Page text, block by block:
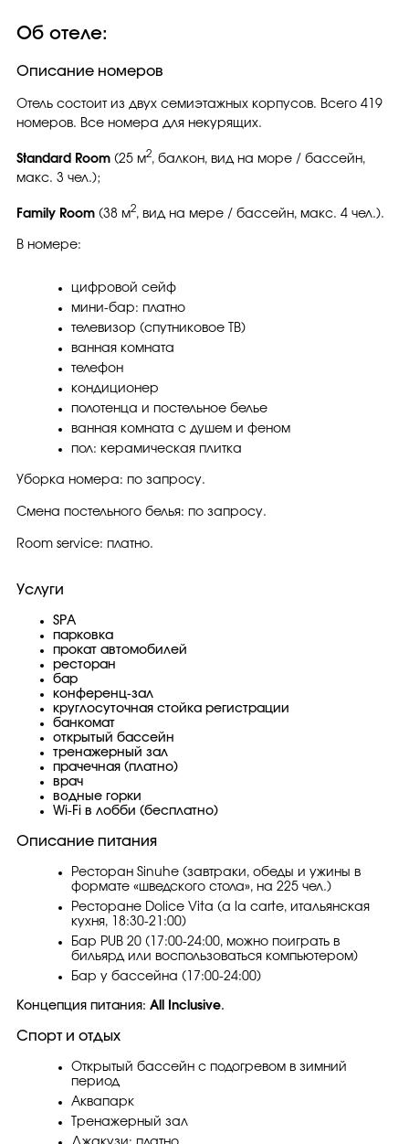
Об отеле:
Описание номеров
Отель состоит из двух семиэтажных корпусов. Всего 419
номеров. Все номера для некурящих.
Standard Room (25 м2, балкон, вид на море / бассейн,
макс. 3 чел.);
Family Room (38 м2, вид на мере / бассейн, макс. 4 чел.).
В номере:
цифровой сейф
мини-бар: платно
телевизор (спутниковое ТВ)
ванная комната
телефон
кондиционер
полотенца и постельное белье
ванная комната с душем и феном
пол: керамическая плитка
Уборка номера: по запросу.
Смена постельного белья: по запросу.
Room service: платно.
Услуги
SPA
парковка
прокат автомобилей
ресторан
бар
конференц-зал
круглосуточная стойка регистрации
банкомат
открытый бассейн
тренажерный зал
прачечная (платно)
врач
водные горки
Wi-Fi в лобби (бесплатно)
Описание питания
Ресторан Sinuhe (завтраки, обеды и ужины в
формате «шведского стола», на 225 чел.)
Ресторане Dolice Vita (a la carte, итальянская
кухня, 18:30-21:00)
Бар PUB 20 (17:00-24:00, можно поиграть в
бильярд или воспользоваться компьютером)
Бар у бассейна (17:00-24:00)
Концепция питания: All Inclusive.
Спорт и отдых
Открытый бассейн с подогревом в зимний
период
Аквапарк
Тренажерный зал